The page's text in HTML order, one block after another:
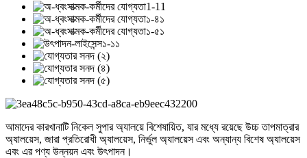
আমাদের কারখানাটি নিকেল সুপার অ্যালয়ে বিশেষায়িত, যার মধ্যে রয়েছে উচ্চ তাপমাত্রার
অ্যালয়েস, জারা প্রতিরোধী অ্যালয়েস, নির্ভুল অ্যালয়েস এবং অন্যান্য বিশেষ অ্যালয়েস
এবং এর পণ্য উন্নয়ন এবং উৎপাদন।